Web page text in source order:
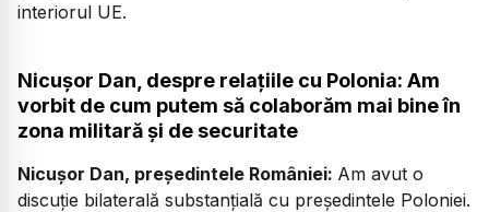
interiorul UE.
Nicușor Dan, despre relațiile cu Polonia: Am
vorbit de cum putem să colaborăm mai bine în
zona militară și de securitate
Nicușor Dan, președintele României: Am avut o
discuție bilaterală substanțială cu președintele Poloniei.